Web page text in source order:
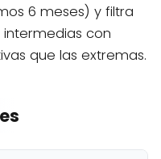
6 meses) y filtra
intermedias con
que las extremas.